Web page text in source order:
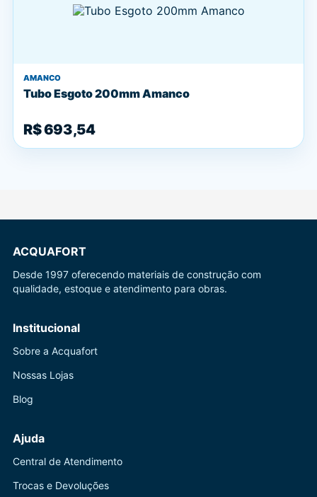
AMANCO
Tubo Esgoto 200mm Amanco
R$ 693,54
ACQUAFORT
Desde 1997 oferecendo materiais de construção com
qualidade, estoque e atendimento para obras.
Institucional
Sobre a Acquafort
Nossas Lojas
Blog
Ajuda
Central de Atendimento
Trocas e Devoluções